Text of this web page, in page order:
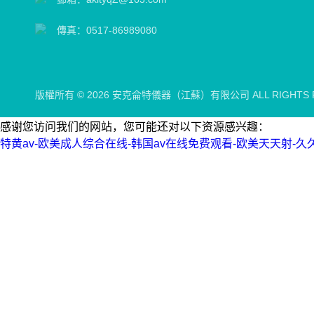
傳真：0517-86989080
版權所有 © 2026 安克侖特儀器（江蘇）有限公司 ALL RIGHTS
感谢您访问我们的网站，您可能还对以下资源感兴趣：
特黄av-欧美成人综合在线-韩国av在线免费观看-欧美天天射-